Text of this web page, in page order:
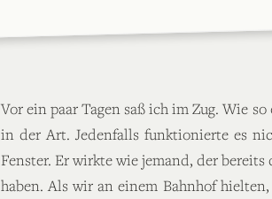
Vor ein paar Tagen saß ich im Zug. Wie
in der Art. Jedenfalls funktionierte es
Fenster. Er wirkte wie jemand, der
haben. Als wir an einem Bahnhof